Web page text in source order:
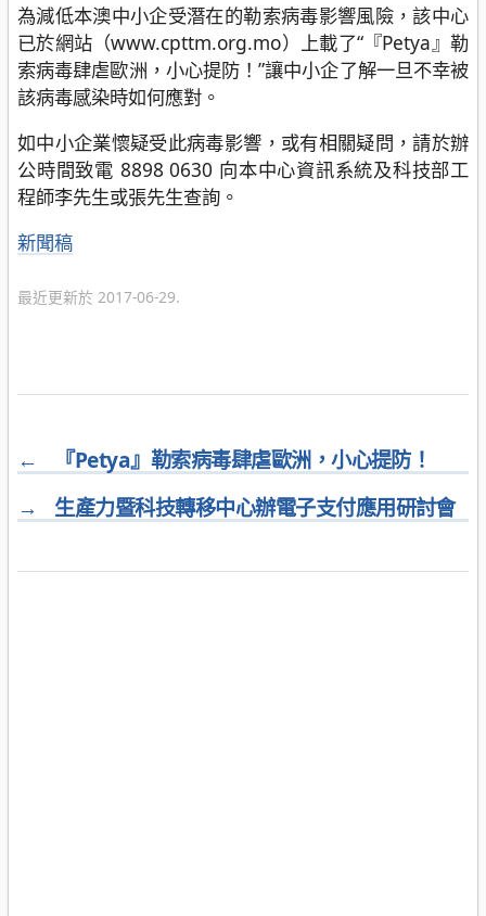
為減低本澳中小企受潛在的勒索病毒影響風險，該中心
已於網站（www.cpttm.org.mo）上載了“『Petya』勒
索病毒肆虐歐洲，小心提防！”讓中小企了解一旦不幸被
該病毒感染時如何應對。
如中小企業懷疑受此病毒影響，或有相關疑問，請於辦
公時間致電 8898 0630 向本中心資訊系統及科技部工
程師李先生或張先生查詢。
分
新聞稿
最近更新於 2017-06-29.
←
『Petya』勒索病毒肆虐歐洲，小心提防！
→
生產力暨科技轉移中心辦電子支付應用研討會